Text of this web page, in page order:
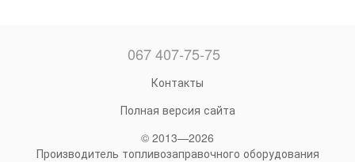
067 407-75-75
Контакты
Полная версия сайта
© 2013—2026
Производитель топливозаправочного оборудования